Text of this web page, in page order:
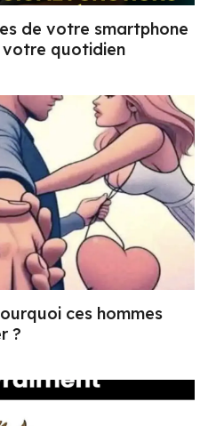
de votre smartphone
quotidien
ces hommes
?